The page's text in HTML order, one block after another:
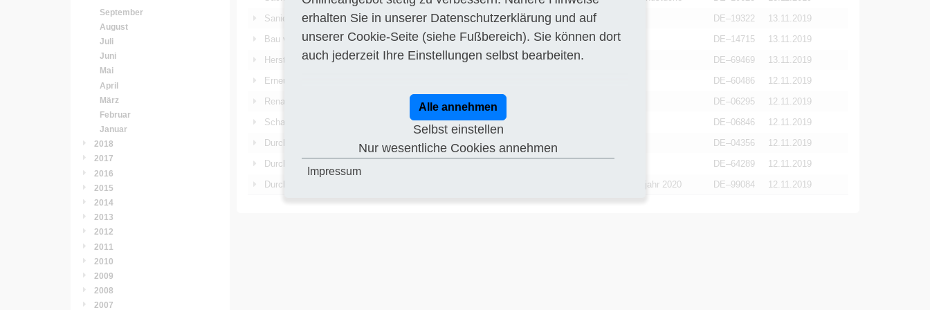
September
August
Juli
Juni
Mai
April
März
Februar
Januar
2018
2017
2016
2015
2014
2013
2012
2011
2010
2009
2008
2007
Sanierung einer ehemligen chemischen Reinigung
DE–19322
13.11.2019
Bau von Deichen
DE–14715
13.11.2019
Herstellen der Ökologischen Durchgängigkeit
DE–69469
13.11.2019
Erneuerung des Tunnels
DE–60486
12.11.2019
Renaturierung ehemaliges Freibad
DE–06295
12.11.2019
Schadstoffuntersuchung in allen Gebäuden
DE–06846
12.11.2019
Durchführung von Feld- und Laborarbeiten
DE–04356
12.11.2019
Durchführung von Bohrungs- und Explorationsarbeiten
DE–64289
12.11.2019
Durchführung einer Befliegung zwecks Aufnahme von Senkrecht- und Schrägluftbildern im Frühjahr 2020
DE–99084 12.11.2019
erhalten Sie in unserer Datenschutzerklärung und auf
unserer Cookie-Seite (siehe Fußbereich). Sie können dort
auch jederzeit Ihre Einstellungen selbst bearbeiten.
Alle annehmen
Selbst einstellen
Nur wesentliche Cookies annehmen
Impressum